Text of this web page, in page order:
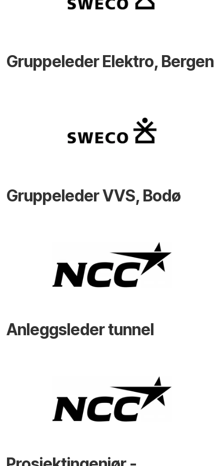
Gruppeleder Elektro, Bergen
Gruppeleder VVS, Bodø
Anleggsleder tunnel